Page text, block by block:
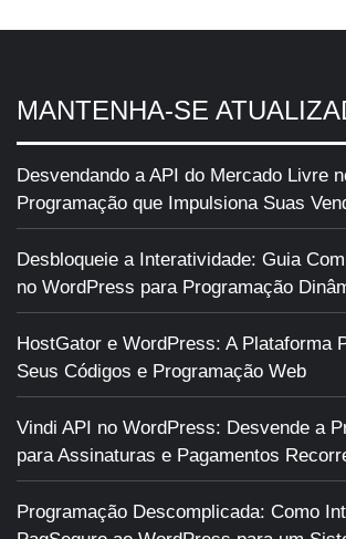
MANTENHA-SE
Desvendando a API do Mercado Livre
Programação que Impulsiona Suas
Desbloqueie a Interatividade: Guia
no WordPress para Programação
HostGator e WordPress: A Plataforma
Seus Códigos e Programação Web
Vindi API no WordPress: Desvende a
para Assinaturas e Pagamentos
Programação Descomplicada: Como